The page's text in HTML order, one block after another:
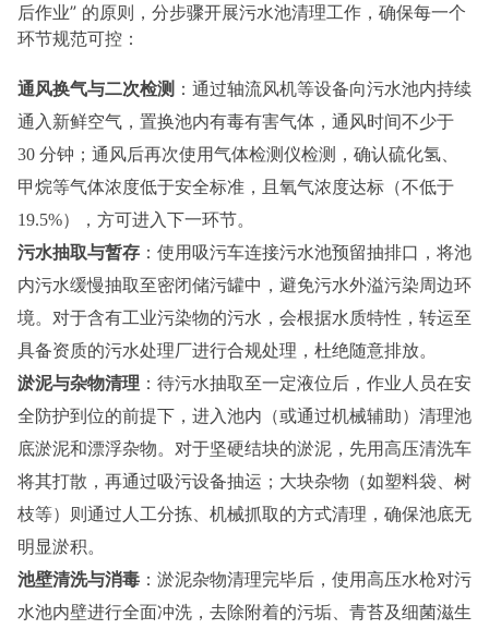
后作业” 的原则，分步骤开展污水池清理工作，确保每一个
环节规范可控：
通风换气与二次检测 ：通过轴流风机等设备向污水池内持续
通入新鲜空气，置换池内有毒有害气体，通风时间不少于
30 分钟；通风后再次使用气体检测仪检测，确认硫化氢、
甲烷等气体浓度低于安全标准，且氧气浓度达标（不低于
19.5%），方可进入下一环节。
污水抽取与暂存 ：使用吸污车连接污水池预留抽排口，将池
内污水缓慢抽取至密闭储污罐中，避免污水外溢污染周边环
境。对于含有工业污染物的污水，会根据水质特性，转运至
具备资质的污水处理厂进行合规处理，杜绝随意排放。
淤泥与杂物清理 ：待污水抽取至一定液位后，作业人员在安
全防护到位的前提下，进入池内（或通过机械辅助）清理池
底淤泥和漂浮杂物。对于坚硬结块的淤泥，先用高压清洗车
将其打散，再通过吸污设备抽运；大块杂物（如塑料袋、树
枝等）则通过人工分拣、机械抓取的方式清理，确保池底无
明显淤积。
池壁清洗与消毒 ：淤泥杂物清理完毕后，使用高压水枪对污
水池内壁进行全面冲洗，去除附着的污垢、青苔及细菌滋生